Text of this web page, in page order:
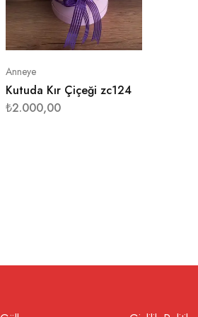
Anneye
Kutuda Kır Çiçeği zc124
₺2.000,00